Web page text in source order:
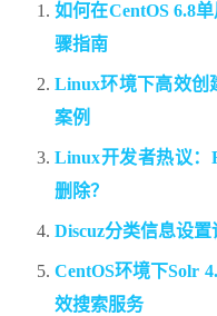
如何在CentOS 6.8
骤指南
Linux环境下高效创
案例
Linux开发者热议：
删除？
Discuz分类信息设
CentOS环境下Solr
效搜索服务